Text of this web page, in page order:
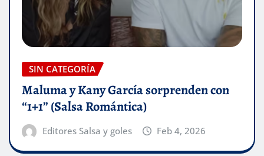
SIN CATEGORÍA
Maluma y Kany García sorprenden con
“1+1” (Salsa Romántica)
Editores Salsa y goles Feb 4, 2026